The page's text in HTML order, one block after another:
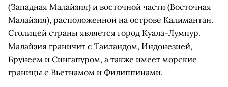
(Западная Малайзия) и восточной части (Восточная
Малайзия), расположенной на острове Калимантан.
Столицей страны является город Куала-Лумпур.
Малайзия граничит с Таиландом, Индонезией,
Брунеем и Сингапуром, а также имеет морские
границы с Вьетнамом и Филиппинами.